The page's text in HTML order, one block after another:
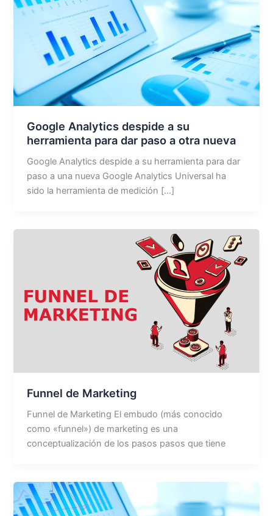
Google Analytics despide a su
herramienta para dar paso a otra nueva
Google Analytics despide a su herramienta para dar
paso a una nueva Google Analytics Universal ha
sido la herramienta de medición […]
Funnel de Marketing
Funnel de Marketing El embudo (más conocido
como «funnel») de marketing es una
conceptualización de los pasos pasos que tiene